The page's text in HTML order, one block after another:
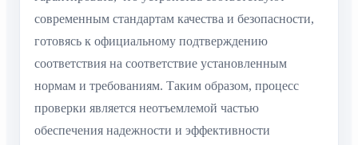
современным стандартам качества и безопасности,
готовясь к официальному подтверждению
соответствия на соответствие установленным
нормам и требованиям. Таким образом, процесс
проверки является неотъемлемой частью
обеспечения надежности и эффективности